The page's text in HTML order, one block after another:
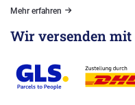
Mehr erfahren
Wir versenden mit